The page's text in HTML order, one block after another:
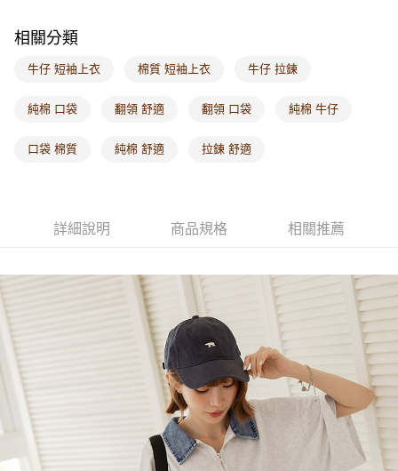
每筆NT$60，滿NT$1,000(含以上)免運費
海外配送-港/澳/新/馬/泰國專屬
海外配送-其他亞洲地區 查看運費
相關分類
牛仔 短袖上衣 棉質 短袖上衣 牛仔 拉鍊
純棉 口袋 翻領 舒適 翻領 口袋 純棉 牛仔
口袋 棉質 純棉 舒適 拉鍊 舒適
詳細說明 商品規格 相關推薦